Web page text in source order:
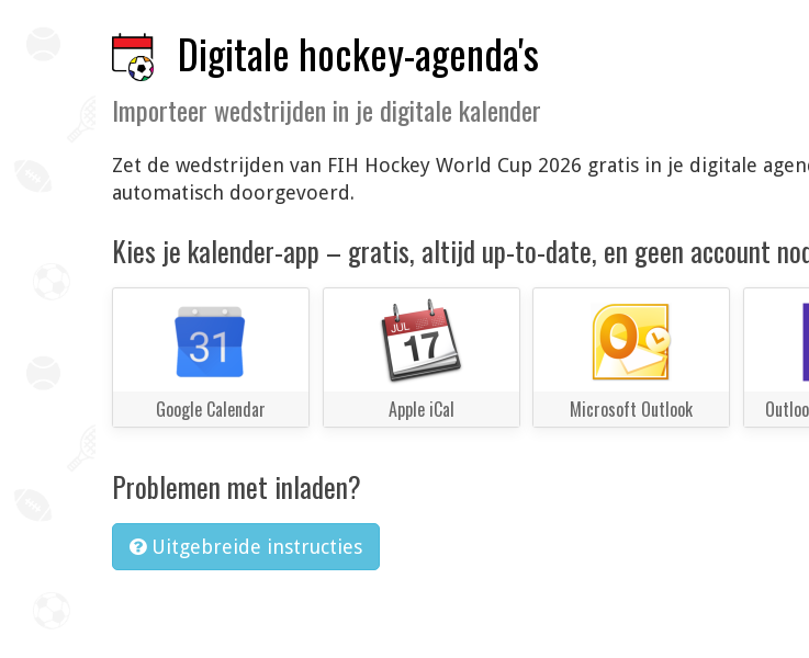
Digitale hockey-agenda's
Importeer wedstrijden in je digitale kalender
Zet de wedstrijden van FIH Hockey World Cup 2026 gratis in je digitale
automatisch doorgevoerd.
Kies je kalender-app – gratis, altijd up-to-date, en geen account
Google Calendar Apple iCal Microsoft Outlook
Problemen met inladen?
Uitgebreide instructies